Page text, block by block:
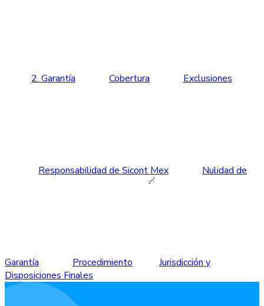
2. Garantía Cobertura Exclusiones
Responsabilidad de Sicont Mex Nulidad de
Garantía Procedimiento
Jurisdicción y
Disposiciones Finales